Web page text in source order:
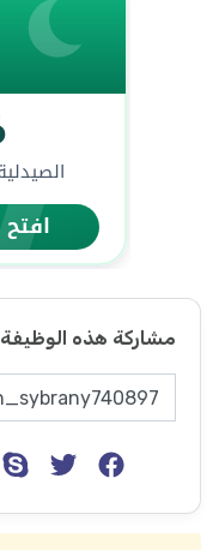
مشاركة هذه الوظيفة